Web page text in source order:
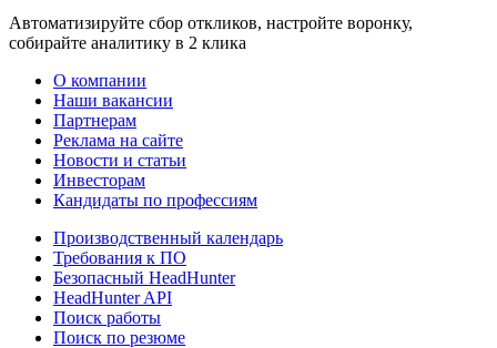
Автоматизируйте сбор откликов, настройте воронку,
собирайте аналитику в 2 клика
О компании
Наши вакансии
Партнерам
Реклама на сайте
Новости и статьи
Инвесторам
Кандидаты по профессиям
Производственный календарь
Требования к ПО
Безопасный HeadHunter
HeadHunter API
Поиск работы
Поиск по резюме